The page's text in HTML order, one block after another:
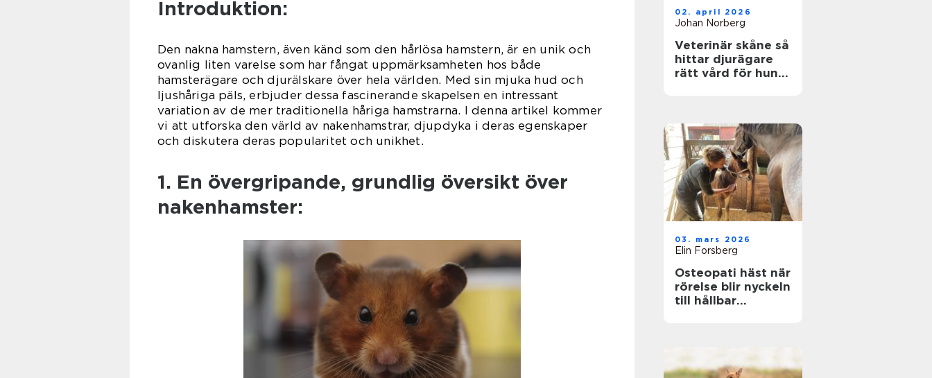
Introduktion:
Den nakna hamstern, även känd som den hårlösa hamstern, är en unik och
ovanlig liten varelse som har fångat uppmärksamheten hos både
hamsterägare och djurälskare över hela världen. Med sin mjuka hud och
ljushåriga päls, erbjuder dessa fascinerande skapelsen en intressant
variation av de mer traditionella håriga hamstrarna. I denna artikel kommer
vi att utforska den värld av nakenhamstrar, djupdyka i deras egenskaper
och diskutera deras popularitet och unikhet.
1. En övergripande, grundlig översikt över
nakenhamster:
02. april 2026
Johan Norberg
Veterinär skåne så
hittar djurägare
rätt vård för hund
03. mars 2026
Elin Forsberg
Osteopati häst när
rörelse blir nyckeln
till hållbar